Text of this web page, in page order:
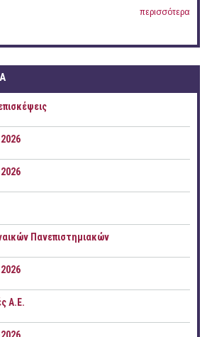
περισσότερα
Πανεπιστημιακών
Α.Ε.